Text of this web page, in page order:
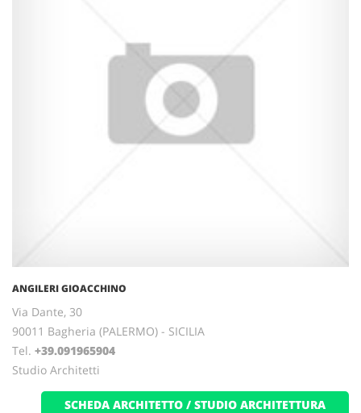
ANGILERI GIOACCHINO
Via Dante, 30
90011 Bagheria (PALERMO) - SICILIA
Tel. +39.091965904
Studio Architetti
SCHEDA ARCHITETTO / STUDIO ARCHITETTURA